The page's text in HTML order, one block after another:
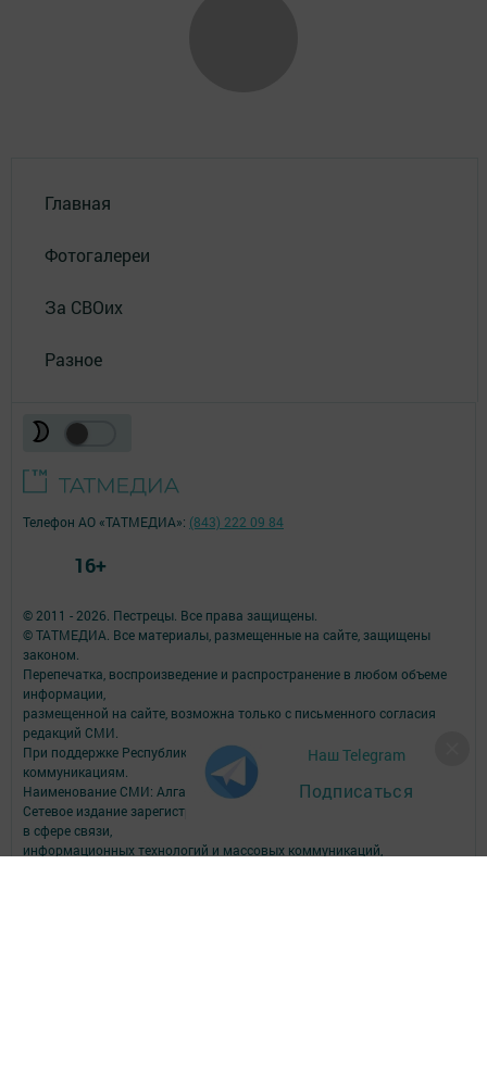
Главная
Фотогалереи
За СВОих
Разное
Наш Telegram
Подписаться
© 2011 - 2026. Пестрецы. Все права защищены.
© ТАТМЕДИА. Все материалы, размещенные на сайте, защищены
законом.
Перепечатка, воспроизведение и распространение в любом объеме
информации,
размещенной на сайте, возможна только с письменного согласия
редакций СМИ.
При поддержке Республиканского агентства по печати и массовым
коммуникациям.
Наименование СМИ: Алга (Вперед)
Сетевое издание зарегистрировано Федеральной службой по надзору
в сфере связи,
информационных технологий и массовых коммуникаций,
Телефон АО «ТАТМЕДИА»: (843) 222 09 84
16+